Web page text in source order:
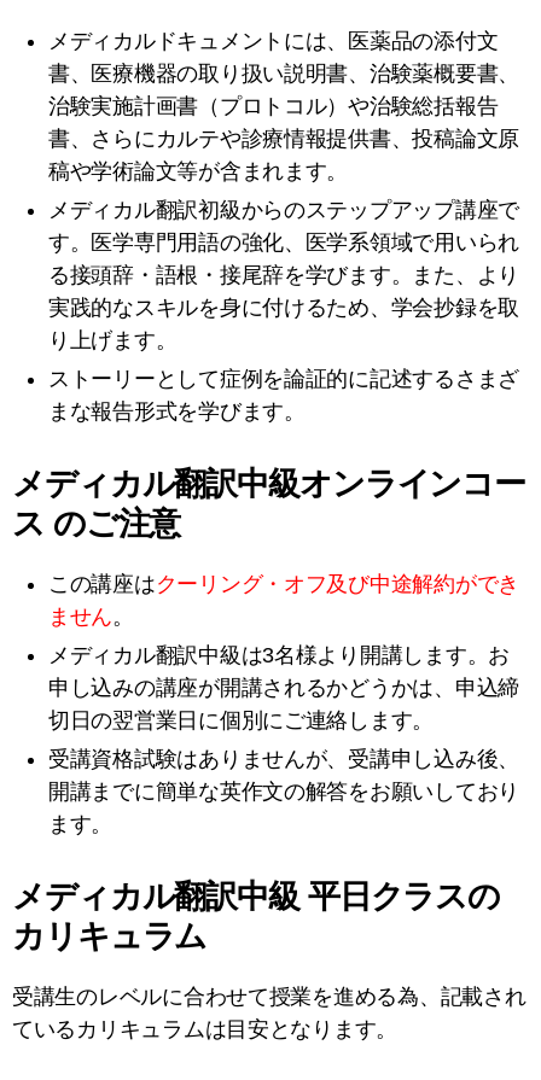
メディカルドキュメントには、医薬品の添付文
書、医療機器の取り扱い説明書、治験薬概要書、
治験実施計画書（プロトコル）や治験総括報告
書、さらにカルテや診療情報提供書、投稿論文原
稿や学術論文等が含まれます。
メディカル翻訳初級からのステップアップ講座で
す。医学専門用語の強化、医学系領域で用いられ
る接頭辞・語根・接尾辞を学びます。また、より
実践的なスキルを身に付けるため、学会抄録を取
り上げます。
ストーリーとして症例を論証的に記述するさまざ
まな報告形式を学びます。
メディカル翻訳中級オンラインコー
ス のご注意
この講座はクーリング・オフ及び中途解約ができ
ません。
メディカル翻訳中級は3名様より開講します。お
申し込みの講座が開講されるかどうかは、申込締
切日の翌営業日に個別にご連絡します。
受講資格試験はありませんが、受講申し込み後、
開講までに簡単な英作文の解答をお願いしており
ます。
メディカル翻訳中級 平日クラスの
カリキュラム
受講生のレベルに合わせて授業を進める為、記載され
ているカリキュラムは目安となります。